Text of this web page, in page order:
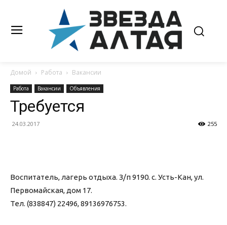
Домой Работа Вакансии
Работа Вакансии Объявления
Требуется
24.03.2017 255
Воспитатель, лагерь отдыха. З/п 9190. с. Усть-Кан, ул.
Первомайская, дом 17.
Тел. (838847) 22496, 89136976753.